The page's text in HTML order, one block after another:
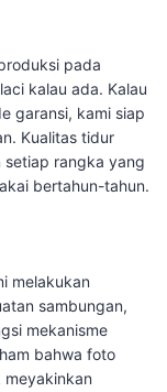
pada
kalau ada. Kalau
garansi, kami siap
Kualitas tidur
rangka yang
bertahun-tahun.
melakukan
sambungan,
mekanisme
bahwa foto